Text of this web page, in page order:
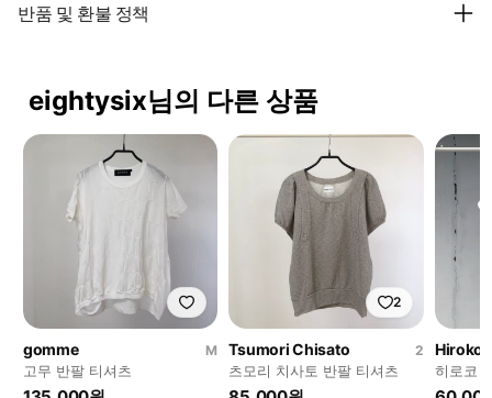
반품 및 환불 정책
eightysix님의 다른 상품
gomme
M
고무 반팔 티셔츠
2
Tsumori Chisato
2
츠모리 치사토 반팔 티셔츠
Hiroko
히로코